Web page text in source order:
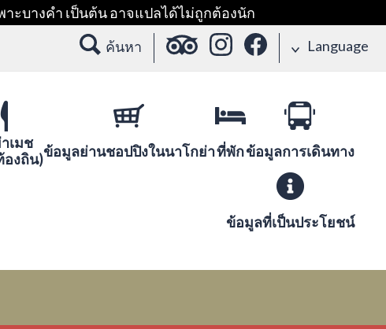
ะบางคำ เป็นต้น อาจแปลได้ไม่ถูกต้องนัก
ค้นหา Language
เมช
องถิน)ข้อมูลย่านชอปปิงในนาโกย่าที่พักข้อมูลการเดินทาง
ข้อมูลที่เป็นประโยชน์